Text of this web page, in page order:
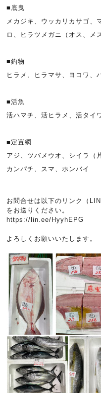
■底曳
メカジキ、ウッカリカサゴ、
ロ、ヒラツメガニ（オス、メ
■釣物
ヒラメ、ヒラマサ、ヨコワ、
■活魚
活ハマチ、活ヒラメ、活タイ
■定置網
アジ、ツバメウオ、シイラ（
カンパチ、スマ、ホンバイ
お問合せは以下のリンク（
をお送りください。
https://lin.ee/HyyhEPG
よろしくお願いいたします。